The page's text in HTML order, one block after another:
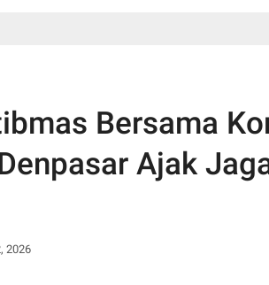
Bersama
Ajak
2026